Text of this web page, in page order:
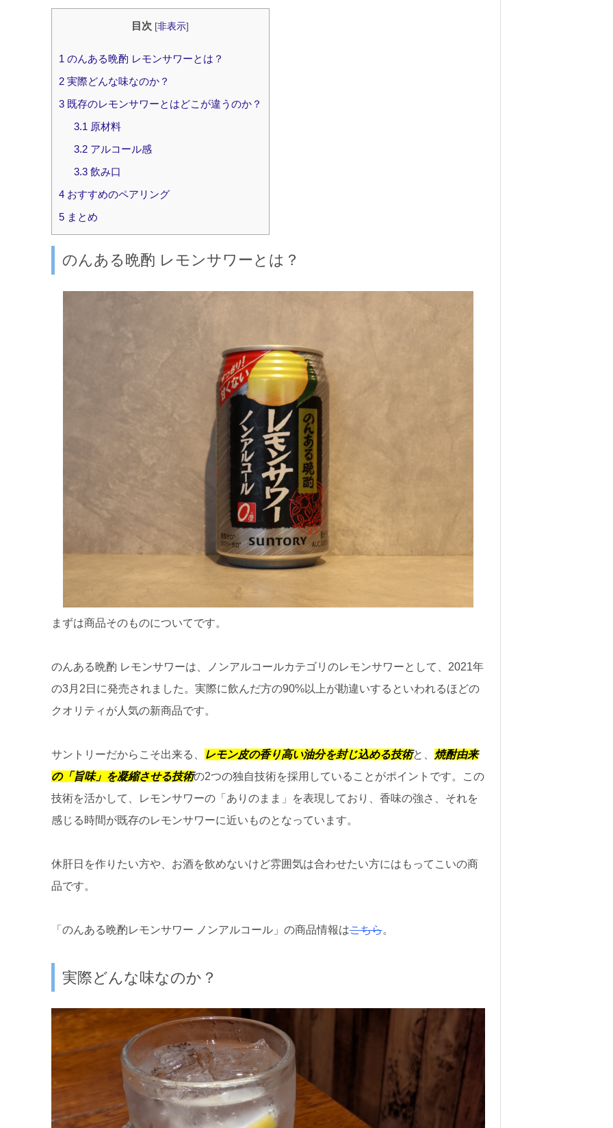
目次 [非表示]
1 のんある晩酌 レモンサワーとは？
2実際どんな味なのか？
3既存のレモンサワーとはどこが違うのか？
3.1 原材料
3.2 アルコール感
3.3 飲み口
4おすすめのペアリング
5まとめ
のんある晩酌 レモンサワーとは？
まずは商品そのものについてです。
のんある晩酌 レモンサワーは、ノンアルコールカテゴリのレモンサワーとして、2021年
の3月2日に発売されました。実際に飲んだ方の90%以上が勘違いするといわれるほどの
クオリティが人気の新商品です。
サントリーだからこそ出来る、 レモン皮の香り高い油分を封じ込める技術と、 焼酎由来
の「旨味」を凝縮させる技術の2つの独自技術を採用していることがポイントです。この
技術を活かして、レモンサワーの「ありのまま」を表現しており、香味の強さ、それを
感じる時間が既存のレモンサワーに近いものとなっています。
休肝日を作りたい方や、お酒を飲めないけど雰囲気は合わせたい方にはもってこいの商
品です。
「のんある晩酌レモンサワー ノンアルコール」の商品情報はこちら。
実際どんな味なのか？